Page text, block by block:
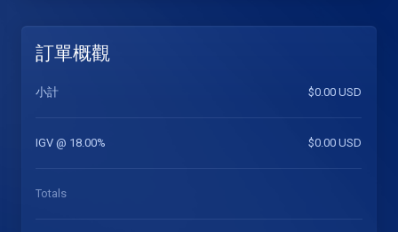
訂單概觀
小計 $0.00 USD
IGV @ 18.00% $0.00 USD
Totals